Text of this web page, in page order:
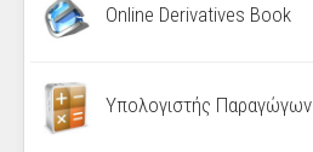
Online Derivatives Book
Υπολογιστής Παραγώγων